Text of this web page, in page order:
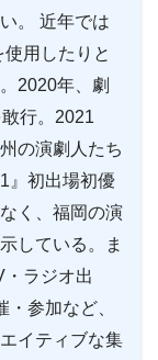
。 近年では
用したりと
2020年、劇
行。2021
の演劇人たち
』初出場初優
く、福岡の演
している。ま
ラジオ出
参加など、
イティブな集